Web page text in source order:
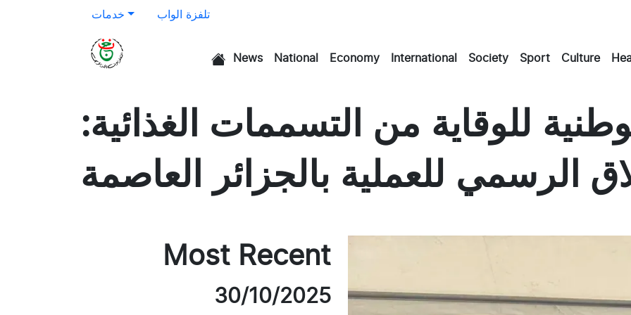
خدمات تلفزة الواب
News National Economy International Society Sport Culture
للوقاية من التسممات الغذائية:
Most Recent
30/10/2025